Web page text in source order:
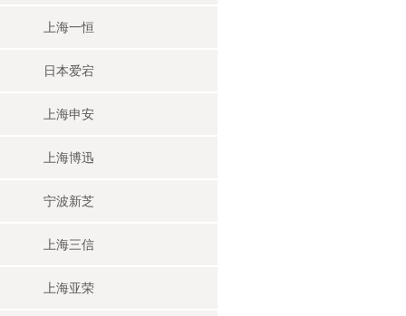
上海一恒
日本爱宕
上海申安
上海博迅
宁波新芝
上海三信
上海亚荣